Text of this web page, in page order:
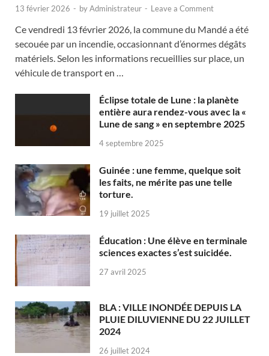
13 février 2026 - byAdministrateur - Leave a Comment
Ce vendredi 13 février 2026, la commune du Mandé a été
secouée par un incendie, occasionnant d’énormes dégâts
matériels. Selon les informations recueillies sur place, un
véhicule de transport en …
Éclipse totale de Lune : la planète
entière aura rendez-vous avec la «
Lune de sang » en septembre 2025
4 septembre 2025
Guinée : une femme, quelque soit
les faits, ne mérite pas une telle
torture.
19 juillet 2025
Éducation : Une élève en terminale
sciences exactes s’est suicidée.
27 avril 2025
BLA : VILLE INONDÉE DEPUIS LA
PLUIE DILUVIENNE DU 22 JUILLET
2024
26 juillet 2024